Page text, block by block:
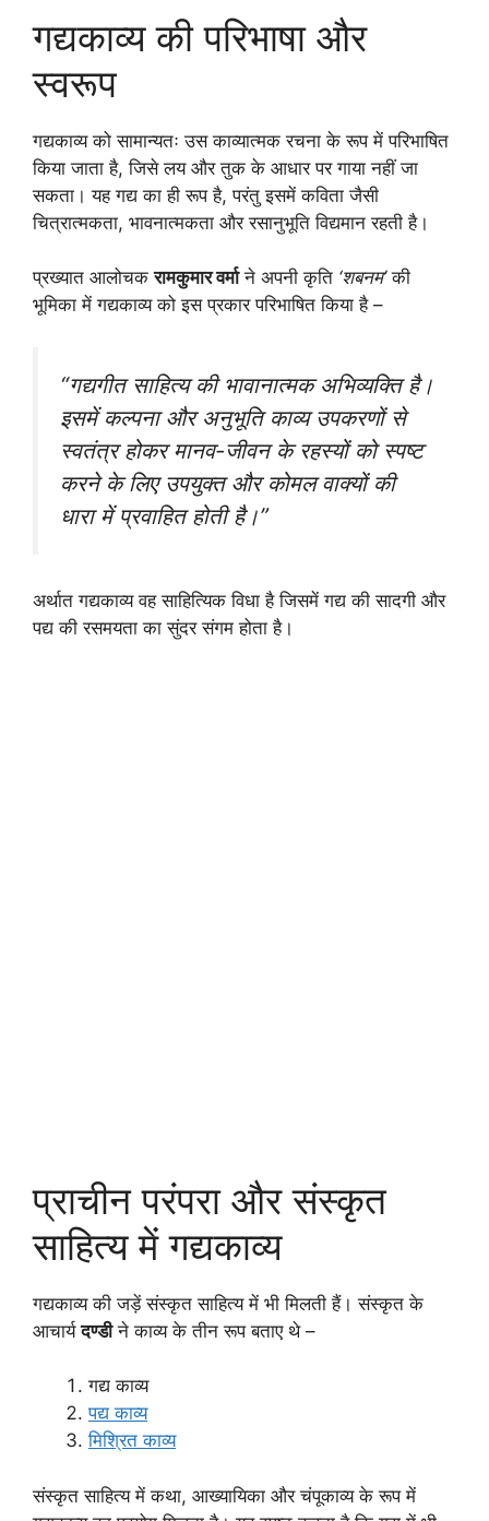
गद्यकाव्य की परिभाषा और
स्वरूप
गद्यकाव्य को सामान्यतः उस काव्यात्मक रचना के रूप में परिभाषित
किया जाता है, जिसे लय और तुक के आधार पर गाया नहीं जा
सकता। यह गद्य का ही रूप है, परंतु इसमें कविता जैसी
चित्रात्मकता, भावनात्मकता और रसानुभूति विद्यमान रहती है।
प्रख्यात आलोचकरामकुमार वर्माने अपनी कृति ‘शबनम’की
भूमिका में गद्यकाव्य को इस प्रकार परिभाषित किया है –
“गद्यगीत साहित्य की भावानात्मक अभिव्यक्ति है।
इसमें कल्पना और अनुभूति काव्य उपकरणों से
स्वतंत्र होकर मानव-जीवन के रहस्यों को स्पष्ट
करने के लिए उपयुक्त और कोमल वाक्यों की
धारा में प्रवाहित होती है।”
अर्थात गद्यकाव्य वह साहित्यिक विधा है जिसमें गद्य की सादगी और
पद्य की रसमयता का सुंदर संगम होता है।
प्राचीन परंपरा और संस्कृत
साहित्य में गद्यकाव्य
गद्यकाव्य की जड़ें संस्कृत साहित्य में भी मिलती हैं। संस्कृत के
आचार्यदण्डीने काव्य के तीन रूप बताए थे –
गद्य काव्य
पद्य काव्य
मिश्रित काव्य
संस्कृत साहित्य में कथा, आख्यायिका और चंपूकाव्य के रूप में